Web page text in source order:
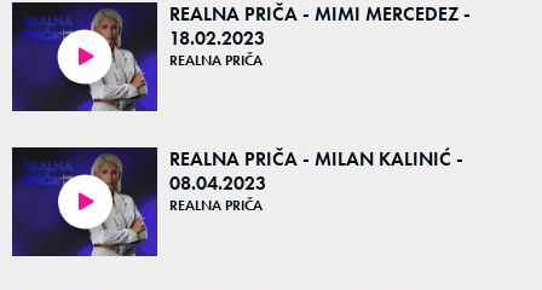
01:00:51
REALNA PRIČA - MIMI MERCEDEZ -
18.02.2023
REALNA PRIČA
REALNA PRIČA - MILAN KALINIĆ -
08.04.2023
REALNA PRIČA